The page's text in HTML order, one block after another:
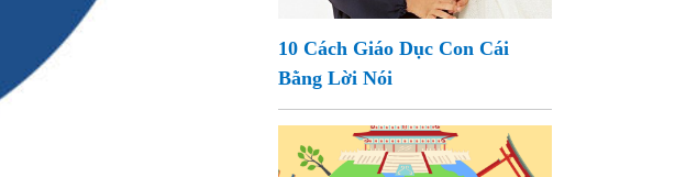
10 Cách Giáo Dục Con Cái
Bằng Lời Nói